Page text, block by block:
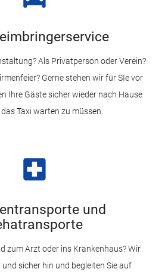
Als Privatperson oder Verein?
Gerne stehen wir für SIe vor
Ihre Gäste sicher wieder nach Hause
Taxi warten zu müssen.
local_hospital
und
zum Arzt oder ins Krankenhaus? Wir
und sicher hin und begleiten Sie auf